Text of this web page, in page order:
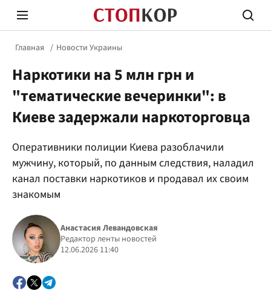
Политика
Главная Новости Украины
Наркотики на 5 млн грн и
"тематические вечеринки": в
Киеве задержали наркоторговца
Оперативники полиции Киева разоблачили
мужчину, который, по данным следствия, наладил
канал поставки наркотиков и продавал их своим
знакомым
Анастасия Левандовская
Редактор ленты новостей
12.06.2026 11:40